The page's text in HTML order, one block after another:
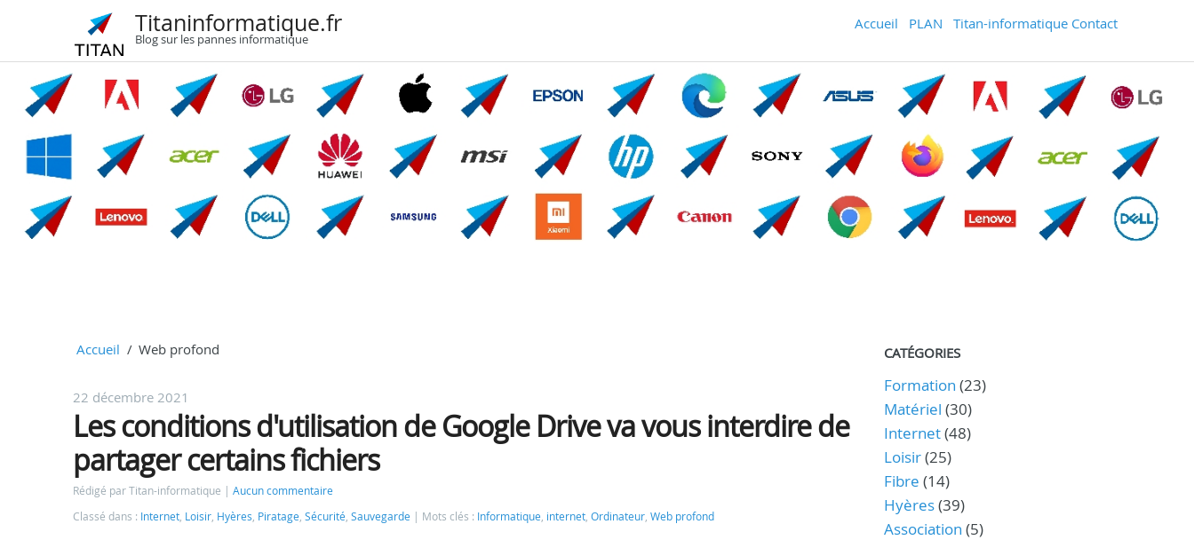
Titaninformatique.fr
Blog sur les pannes informatique
Accueil PLAN Titan-informatique Contact
Accueil Web profond
22 décembre 2021
Les conditions d'utilisation de Google Drive va vous interdire de
partager certains fichiers
Rédigé par Titan-informatique
Aucun commentaire
Classé dans : Internet, Loisir, Hyères, Piratage, Sécurité, Sauvegarde Mots clés : Informatique, internet, Ordinateur, Web profond
CATÉGORIES
Formation (23)
Matériel (30)
Internet(48)
Loisir(25)
Fibre (14)
Hyères(39)
Association (5)